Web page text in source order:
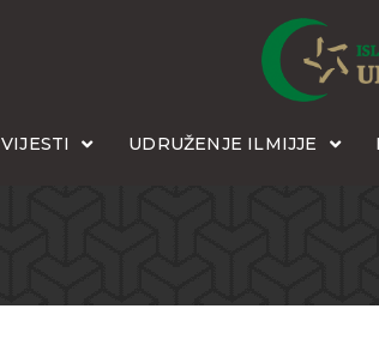
VIJESTI UDRUŽENJE ILMIJJE